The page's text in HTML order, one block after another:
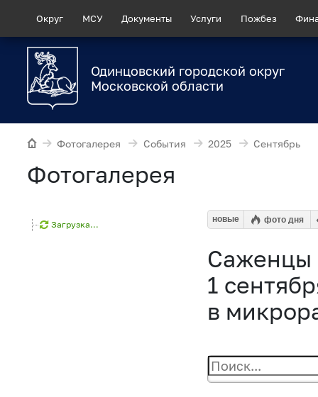
Округ МСУ Документы Услуги Пожбез
Одинцовский городской округ
Московской области
Фотогалерея События 2025 Сентябрь
Фотогалерея
Загрузка...
новые фото дня
Саженцы
1
в